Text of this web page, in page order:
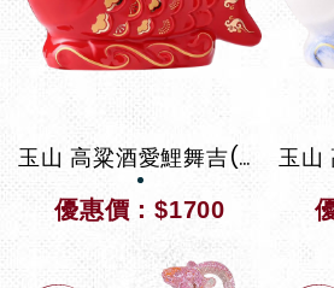
玉山 高粱酒愛鯉舞吉(紅)
優惠價：$1700